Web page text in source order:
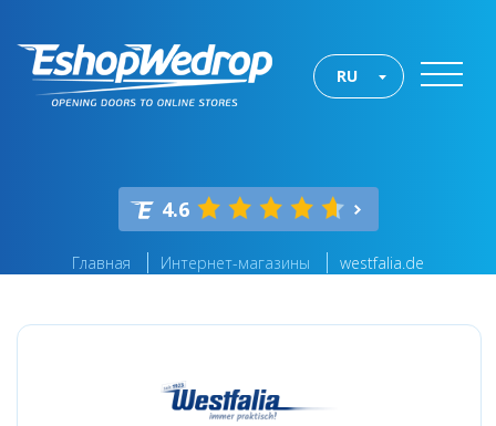
RU
4.6
Главная Интернет-магазины westfalia.de